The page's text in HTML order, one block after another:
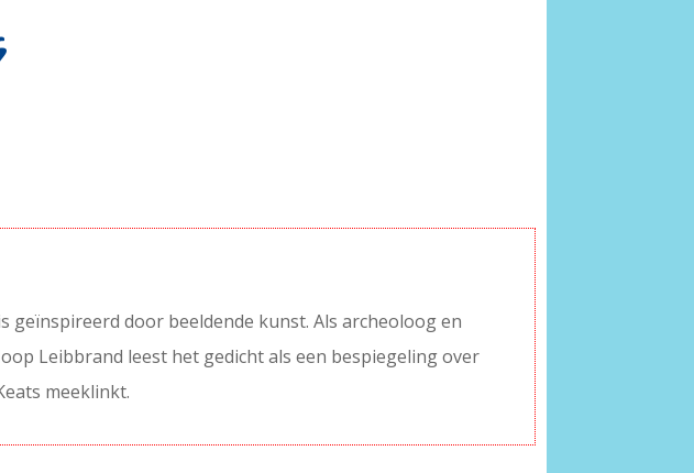
geïnspireerd door beeldende kunst. Als archeoloog en
Leibbrand leest het gedicht als een bespiegeling over
meeklinkt.